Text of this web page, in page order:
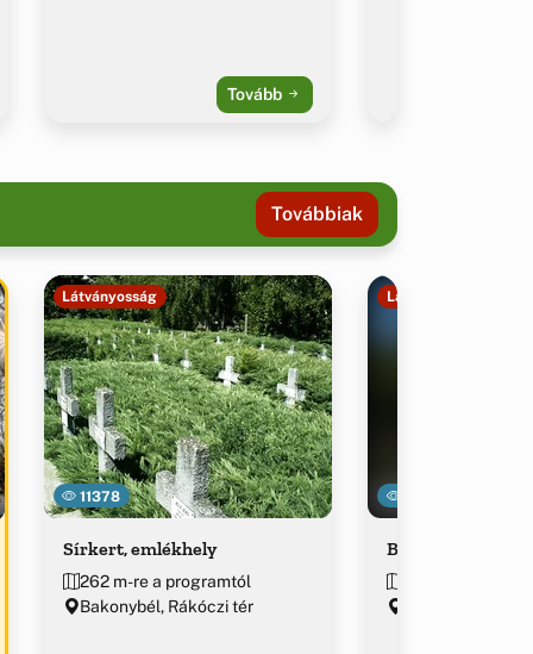
Tovább
Továbbiak
11378
Látványosság
Sírkert, emlékhely
262 m-re a programtól
Bakonybél, Rákóczi tér
Látványosság
Bakonybéli